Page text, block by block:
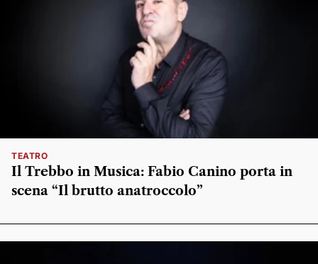
TEATRO
Il Trebbo in Musica: Fabio Canino porta in
scena “Il brutto anatroccolo”